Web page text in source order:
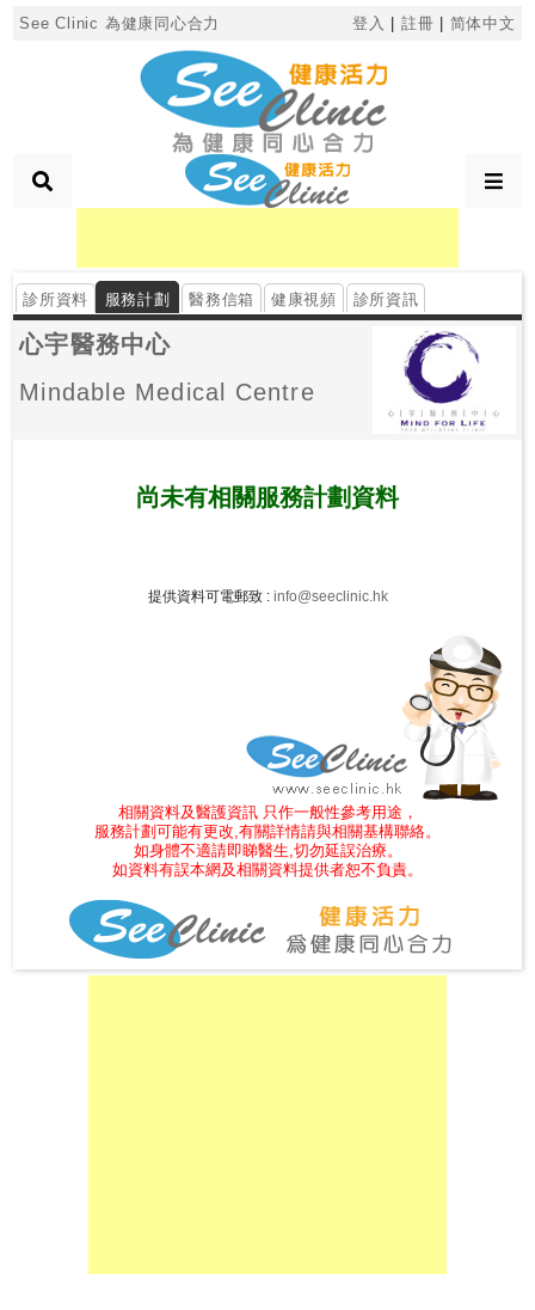
See Clinic 為健康同心合力 登入 註冊 简体中文
診
所
搜
尋
所
公
×
診所資料 服務計劃 醫務信箱 健康視頻 診所資訊
心宇醫務中心
Mindable Medical Centre
尚未有相關服務計劃 資料
提供資料可電郵致 : info@seeclinic.hk
相關資料及醫護資訊 只作一般性參考用途，
服務計劃可能有更改,有關詳情請與相關基構聯絡。
如身體不適請即睇醫生,切勿延誤治療。
如資料有誤本網及相關資料提供者恕不負責。